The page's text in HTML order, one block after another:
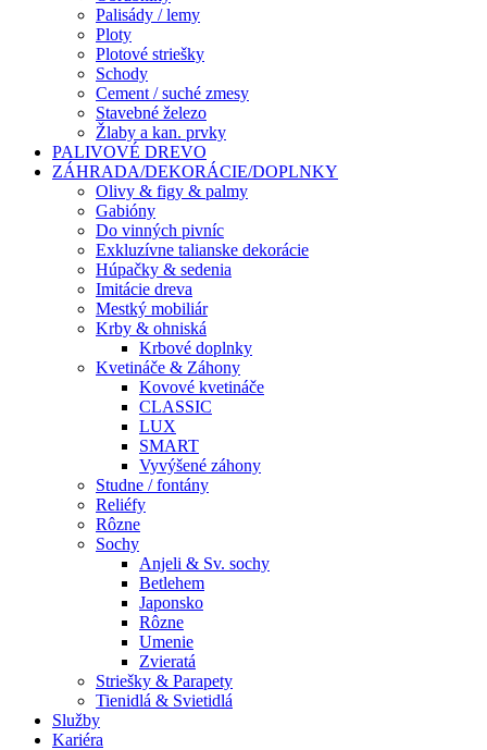
Palisády / lemy
Ploty
Plotové striešky
Schody
Cement / suché zmesy
Stavebné železo
Žlaby a kan. prvky
PALIVOVÉ DREVO
ZÁHRADA/DEKORÁCIE/DOPLNKY
Olivy & figy & palmy
Gabióny
Do vinných pivníc
Exkluzívne talianske dekorácie
Húpačky & sedenia
Imitácie dreva
Mestký mobiliár
Krby & ohniská
Krbové doplnky
Kvetináče & Záhony
Kovové kvetináče
CLASSIC
LUX
SMART
Vyvýšené záhony
Studne / fontány
Reliéfy
Rôzne
Sochy
Anjeli & Sv. sochy
Betlehem
Japonsko
Rôzne
Umenie
Zvieratá
Striešky & Parapety
Tienidlá & Svietidlá
Služby
Kariéra